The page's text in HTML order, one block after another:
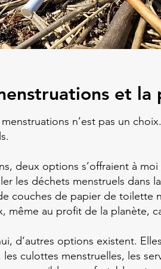
et la
n’est pas un
deux options s’offraient à
les déchets menstruels dans
couches de papier de toilette
même au profit de la planète,
d’autres options existent.
les culottes menstruelles, les